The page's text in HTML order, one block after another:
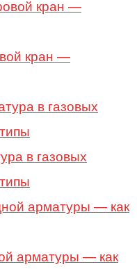
кран —
в газовых
арматуры — как